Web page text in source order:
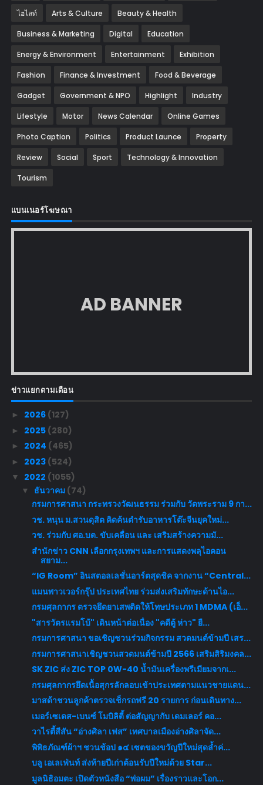
ไฮไลท์ Arts & Culture Beauty & Health
Business & Marketing Digital Education
Energy & Environment Entertainment Exhibition
Fashion Finance & Investment Food & Beverage
Gadget Government & NPO Highlight Industry
Lifestyle Motor News Calendar Online Games
Photo Caption Politics Product Launce Property
Review Social Sport Technology & Innovation
Tourism
แบนเนอร์โฆษณา
AD BANNER
ข่าวแยกตามเดือน
► 2026 (127)
► 2025 (280)
► 2024 (465)
► 2023 (524)
▼ 2022 (1055)
▼ ธันวาคม (74)
กรมการศาสนา กระทรวงวัฒนธรรม ร่วมกับ วัดพระราม 9 กา...
วช. หนุน ม.สวนดุสิต คิดค้นตำรับอาหารโต๊ะจีนยุคใหม่...
วช. ร่วมกับ ศอ.บต. ขับเคลื่อน และ เสริมสร้างความมั...
สำนักข่าว CNN เลือกกรุงเทพฯ และการแสดงพลุไอคอน
สยาม...
“IG Room” อินสตอลเลชั่นอาร์ตสุดชิค จากงาน “Central...
แมนพาวเวอร์กรุ๊ป ประเทศไทย ร่วมส่งเสริมทักษะด้านไอ...
กรมศุลกากร ตรวจยึดยาเสพติดให้โทษประเภท 1 MDMA (เอ็...
"สารวัตรแรมโบ้" เดินหน้าต่อเนื่อง "คดีตู้ ห่าว" ยื...
กรมการศาสนา ขอเชิญชวนร่วมกิจกรรม สวดมนต์ข้ามปี เสร...
กรมการศาสนาเชิญชวนสวดมนต์ข้ามปี 2566 เสริมสิริมงคล...
SK ZIC ส่ง ZIC TOP 0W-40 น้ำมันเครื่องพรีเมียมจากเ...
กรมศุลกากรยึดเนื้อสุกรลักลอบเข้าประเทศตามแนวชายแดน...
มาสด้าชวนลูกค้าตรวจเช็กรถฟรี 20 รายการ ก่อนเดินทาง...
เมอร์เซเดส-เบนซ์ โมบิลิตี้ ต่อสัญญากับ เดมเลอร์ คอ...
วาไรตี้สีสัน “อ่างศิลา เฟส” เทศบาลเมืองอ่างศิลาจัด...
พิพิธภัณฑ์ผ้าฯ ชวนช้อป ๑๔ เซตของขวัญปีใหม่สุดล้ำค่...
บลู เอเลเฟ่นท์ ส่งท้ายปีเก่าต้อนรับปีใหม่ด้วย Star...
มูลนิธิอมตะ เปิดตัวหนังสือ “พ่อผม” เรื่องราวและโอก...